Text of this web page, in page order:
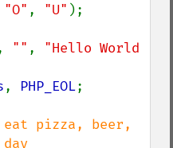
"O" , "U"
"" , "Hello World
, PHP_EOL;
eat pizza, beer,